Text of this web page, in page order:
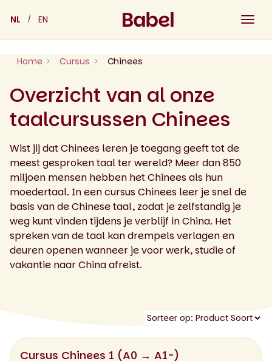
content
NL EN
Home Cursus Chinees
Overzicht van al onze
taalcursussen Chinees
Wist jij dat Chinees leren je toegang geeft tot de
meest gesproken taal ter wereld? Meer dan 850
miljoen mensen hebben het Chinees als hun
moedertaal. In een cursus Chinees leer je snel de
basis van de Chinese taal, zodat je zelfstandig je
weg kunt vinden tijdens je verblijf in China. Het
spreken van de taal kan drempels verlagen en
deuren openen wanneer je voor werk, studie of
vakantie naar China afreist.
Cursus Chinees 1 (A0 → A1-)